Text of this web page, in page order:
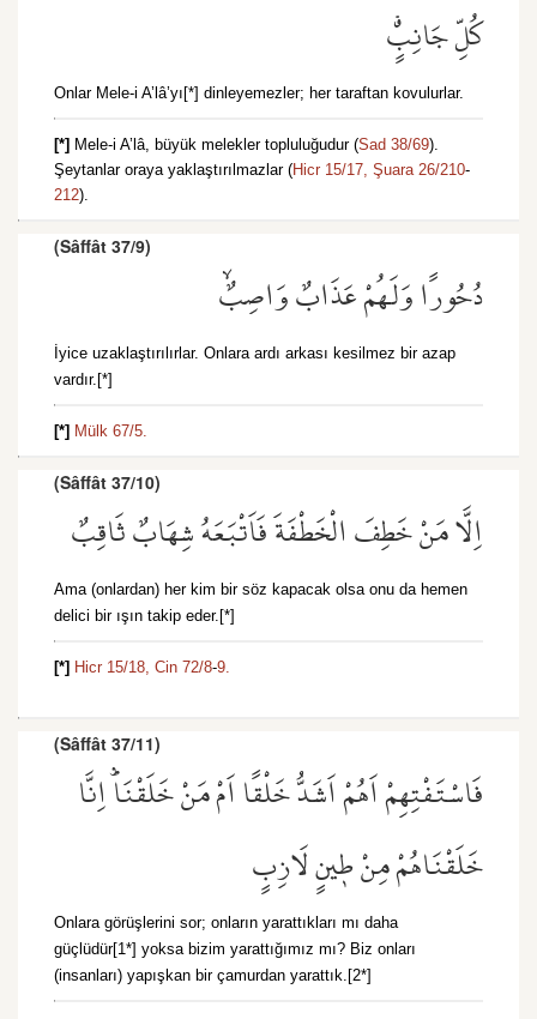
كُلِّ جَانِبٍۗ
Onlar Mele-i A’lâ’yı[*] dinleyemezler; her taraftan kovulurlar.
[*] Mele-i A’lâ, büyük melekler topluluğudur (Sad 38/69).
Şeytanlar oraya yaklaştırılmazlar (Hicr 15/17, Şuara 26/210-
212).
(Sâffât 37/9)
دُحُورًا وَلَهُمْ عَذَابٌ وَاصِبٌۙ
İyice uzaklaştırılırlar. Onlara ardı arkası kesilmez bir azap
vardır.[*]
[*] Mülk 67/5.
(Sâffât 37/10)
اِلَّا مَنْ خَطِفَ الْخَطْفَةَ فَاَتْبَعَهُ شِهَابٌ ثَاقِبٌ
Ama (onlardan) her kim bir söz kapacak olsa onu da hemen
delici bir ışın takip eder.[*]
[*] Hicr 15/18, Cin 72/8-9.
(Sâffât 37/11)
فَاسْتَفْتِهِمْ اَهُمْ اَشَدُّ خَلْقًا اَمْ مَنْ خَلَقْنَاۜ اِنَّا
خَلَقْنَاهُمْ مِنْ ط۪ينٍ لَازِبٍ
Onlara görüşlerini sor; onların yarattıkları mı daha
güçlüdür[1*] yoksa bizim yarattığımız mı? Biz onları
(insanları) yapışkan bir çamurdan yarattık.[2*]